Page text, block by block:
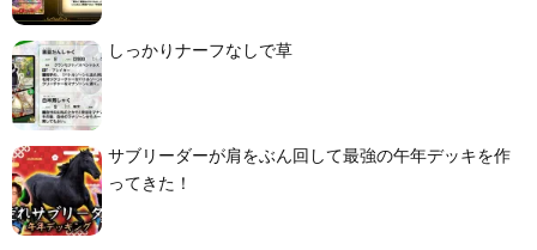
しっかりナーフなしで草
サブリーダーが肩をぶん回して最強の午年デッキを作
ってきた！